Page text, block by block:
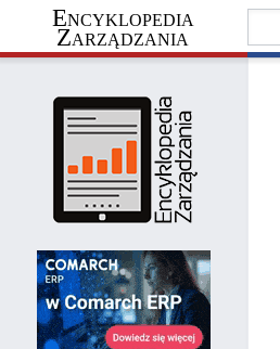
Encyklopedia
Zarządzania